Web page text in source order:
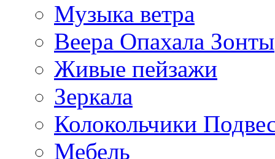
Музыка ветра
Веера Опахала Зонты
Живые пейзажи
Зеркала
Колокольчики
Мебель